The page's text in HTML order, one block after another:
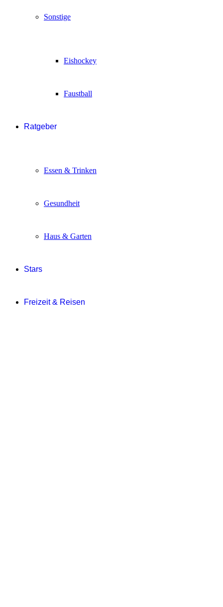
Sonstige
Eishockey
Faustball
Ratgeber
Essen & Trinken
Gesundheit
Haus & Garten
Stars
Freizeit & Reisen